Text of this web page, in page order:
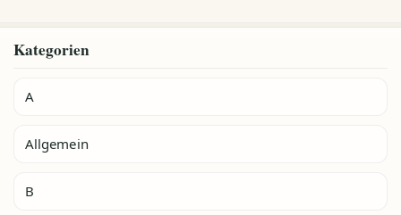
Kategorien
A
Allgemein
B